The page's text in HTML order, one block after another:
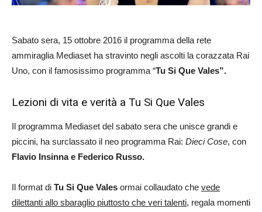
Sabato sera, 15 ottobre 2016 il programma della rete
ammiraglia Mediaset ha stravinto negli ascolti la corazzata Rai
Uno, con il famosissimo programma “Tu Si Que Vales”.
Lezioni di vita e verità a Tu Si Que Vales
Il programma Mediaset del sabato sera che unisce grandi e
piccini, ha surclassato il neo programma Rai: Dieci Cose, con
Flavio Insinna e Federico Russo.
Il format di Tu Si Que Vales ormai collaudato che vede
dilettanti allo sbaraglio piuttosto che veri talenti, regala momenti